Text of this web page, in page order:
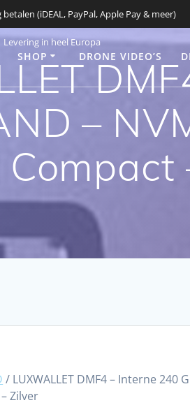
(iDEAL, PayPal, Apple Pay & meer)
in heel Europa
SHOP DRONE VIDEO’S
–
Compact
/ LUXWALLET DMF4 – Interne 240
Zilver